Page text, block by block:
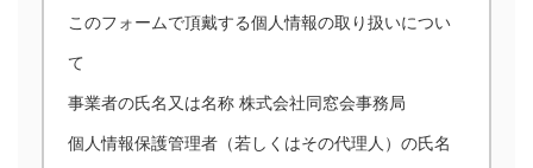
このフォームで頂戴する個人情報の取り扱いについ
て
事業者の氏名又は名称 株式会社同窓会事務局
個人情報保護管理者（若しくはその代理人）の氏名